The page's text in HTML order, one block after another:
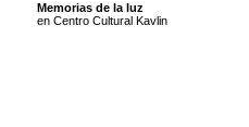
Memorias de la luz
en Centro Cultural Kavlin